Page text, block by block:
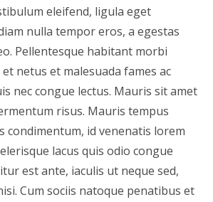
eleifend, ligula eget
nulla tempor eros, a egestas
Pellentesque habitant morbi
netus et malesuada fames ac
nec congue lectus. Mauris sit amet
risus. Mauris tempus
condimentum, id venenatis lorem
lacus quis odio congue
est ante, iaculis ut neque sed,
Cum sociis natoque penatibus et